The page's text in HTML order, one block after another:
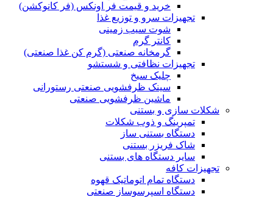
خرید و قیمت فر اونکس (فر کانوکشن)
تجهیزات سرو و توزیع غذا
شوت سیب زمینی
کانتر گرم
گرمخانه صنعتی (گرم کن غذا صنعتی)
تجهیزات نظافتی و شستشو
چلیک سیخ
سینک ظرفشویی صنعتی رستورانی
ماشین ظرفشویی صنعتی
شکلات سازی و بستنی
تمپرینگ و ذوب شکلات
دستگاه بستنی ساز
شاک فریزر بستنی
سایر دستگاه های بستنی
تجهیزات کافه
دستگاه تمام اتوماتیک قهوه
دستگاە اسپرسوساز صنعتی